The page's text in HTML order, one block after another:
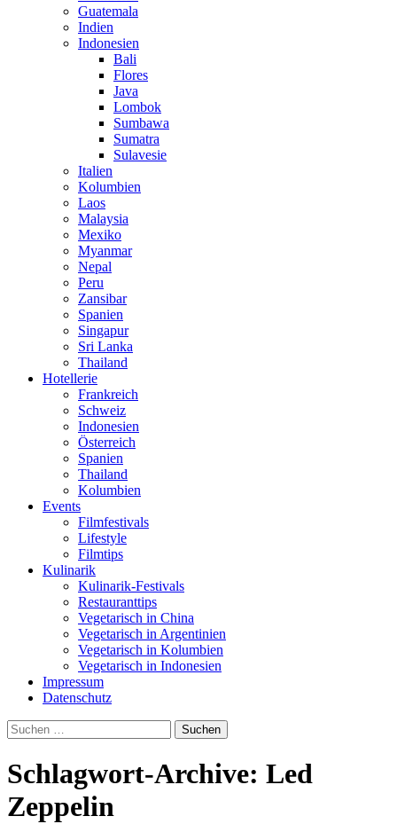
Guatemala
Indien
Indonesien
Bali
Flores
Java
Lombok
Sumbawa
Sumatra
Sulavesie
Italien
Kolumbien
Laos
Malaysia
Mexiko
Myanmar
Nepal
Peru
Zansibar
Spanien
Singapur
Sri Lanka
Thailand
Hotellerie
Frankreich
Schweiz
Indonesien
Österreich
Spanien
Thailand
Kolumbien
Events
Filmfestivals
Lifestyle
Filmtips
Kulinarik
Kulinarik-Festivals
Restauranttips
Vegetarisch in China
Vegetarisch in Argentinien
Vegetarisch in Kolumbien
Vegetarisch in Indonesien
Impressum
Datenschutz
Suchen
nach:
Schlagwort-Archive: Led
Zeppelin